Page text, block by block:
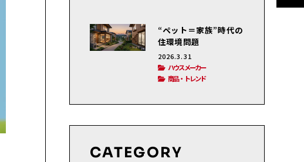
“ペット＝家族”時代の
住環境問題
2026.3.31
ハウスメーカー
商品・トレンド
CATEGORY